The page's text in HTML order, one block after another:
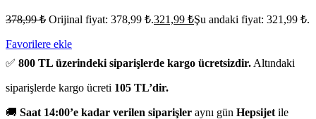
378,99₺ Orijinal fiyat: 378,99 ₺.321,99 ₺Şu andaki fiyat: 321,99 ₺.
Favorilere ekle
✅ 800 TL üzerindeki siparişlerde kargo ücretsizdir. Altındaki
siparişlerde kargo ücreti 105 TL’dir.
🚚 Saat 14:00’e kadar verilen siparişler aynı gün Hepsijet ile